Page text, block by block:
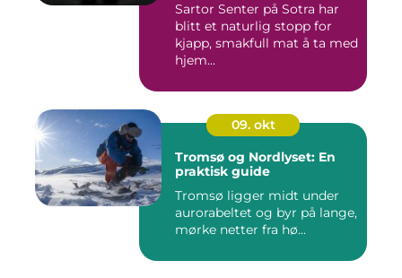
Sartor Senter på Sotra har
blitt et naturlig stopp for
kjapp, smakfull mat å ta med
hjem...
09. okt
Tromsø og Nordlyset: En
praktisk guide
Tromsø ligger midt under
aurorabeltet og byr på lange,
mørke netter fra hø...